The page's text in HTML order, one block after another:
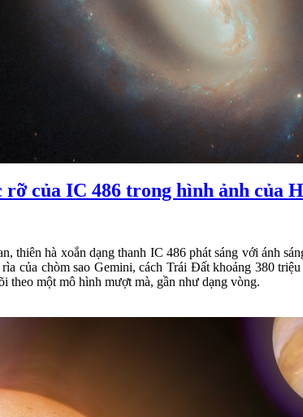
của IC 486 trong hình ảnh của
thiên hà xoắn dạng thanh IC 486 phát sáng với ánh
của chòm sao Gemini, cách Trái Đất khoảng 380
theo một mô hình mượt mà, gần như dạng vòng.